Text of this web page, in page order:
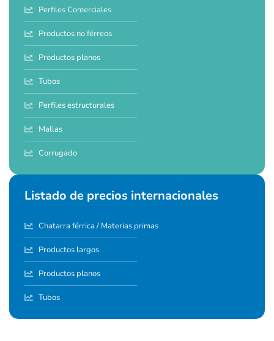
Perfiles Comerciales
Productos no férreos
Productos planos
Tubos
Perfiles estructurales
Mallas
Corrugado
Listado de precios internacionales
Chatarra férrica / Materias primas
Productos largos
Productos planos
Tubos